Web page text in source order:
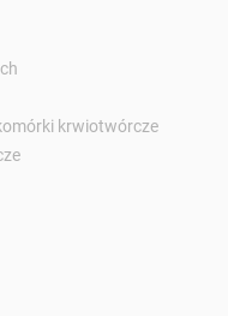
krwiotwórcze